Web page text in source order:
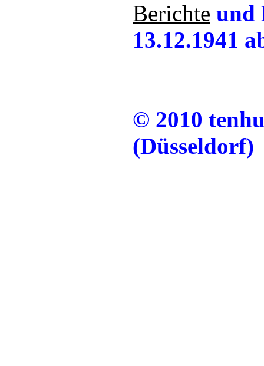
Berichte und
13.12.1941
© 2010
(Düsseldorf)